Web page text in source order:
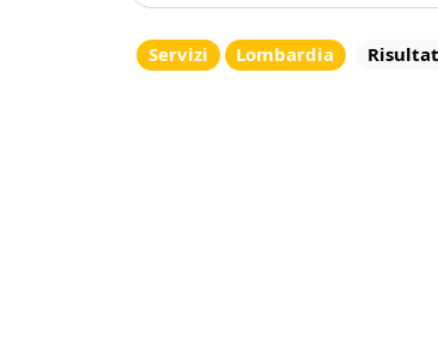
Servizi Lombardia